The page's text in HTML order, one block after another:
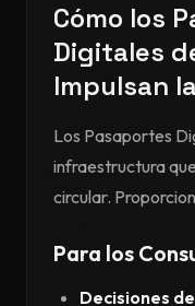
Cómo los
Digitales
Impulsan
Los Pasaportes
infraestructura
circular.
Para los
Decisiones